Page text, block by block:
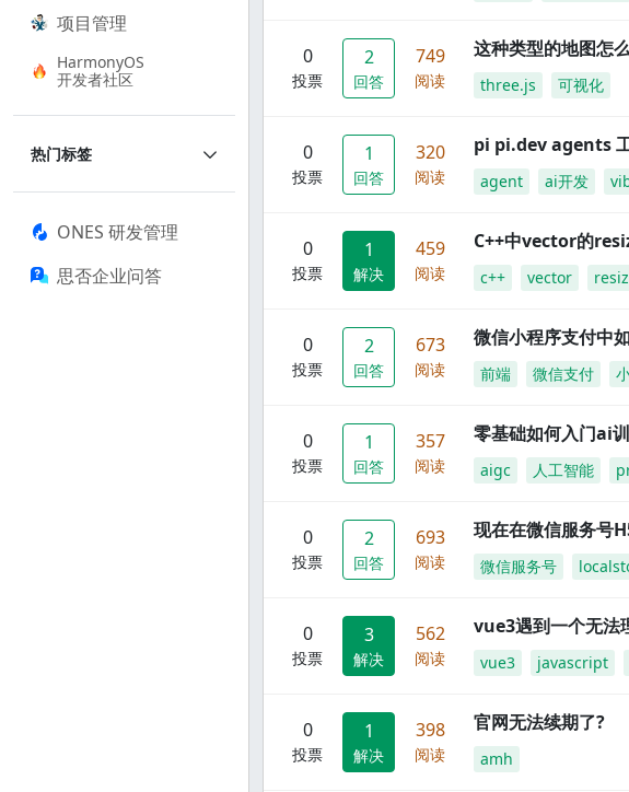
项目管理
HarmonyOS
开发者社区
热门标签
ONES 研发管理
思否企业问答
0
投票
2
回答
749
阅读
这种类型的地图怎
three.js 可视化
0
投票
1
回答
320
阅读
pi pi.dev agents
agent ai开发
0
投票
1
解决
459
阅读
C++中vector的
c++ vector
0
投票
2
回答
673
阅读
微信小程序支付中
前端 微信支付
0
投票
1
回答
357
阅读
零基础如何入门ai
aigc 人工智能
0
投票
2
回答
693
阅读
现在在微信服务号
微信服务号
0
投票
3
解决
562
阅读
vue3遇到一个无法
vue3 javascript
0
投票
1
解决
398
阅读
官网无法续期了?
amh